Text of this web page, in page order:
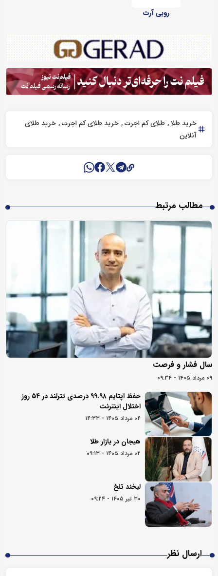
روبی آرت
خرید طلا طلای کم اجرت خرید طلای کم اجرت خرید طلای
آنلاین
مطالب مرتبط
سال فشار و فرصت
۰۹ مرداد ۱۴۰۵ - ۰۹:۳۴
حفظ آپتایم ۹۹.۹۸ درصدی تترلند در ۵۴ روز
اختلال اینترنت
۰۴ مرداد ۱۴۰۵ - ۱۴:۳۳
هیجان در بازار طلا
۰۲ مرداد ۱۴۰۵ - ۰۹:۱۳
لبخند تلخ
۳۰ تیر ۱۴۰۵ - ۰۹:۲۴
ارسال نظر